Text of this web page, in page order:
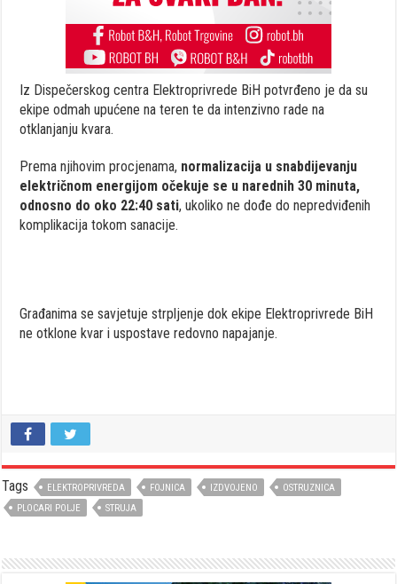
Iz Dispečerskog centra Elektroprivrede BiH potvrđeno je da su
ekipe odmah upućene na teren te da intenzivno rade na
otklanjanju kvara.
Prema njihovim procjenama, normalizacija u snabdijevanju
električnom energijom očekuje se u narednih 30 minuta,
odnosno do oko 22:40 sati, ukoliko ne dođe do nepredviđenih
komplikacija tokom sanacije.
Građanima se savjetuje strpljenje dok ekipe Elektroprivrede BiH
ne otklone kvar i uspostave redovno napajanje.
Tags ELEKTROPRIVREDA FOJNICA IZDVOJENO
OSTRUZNICA
PLOCARI POLJE
STRUJA